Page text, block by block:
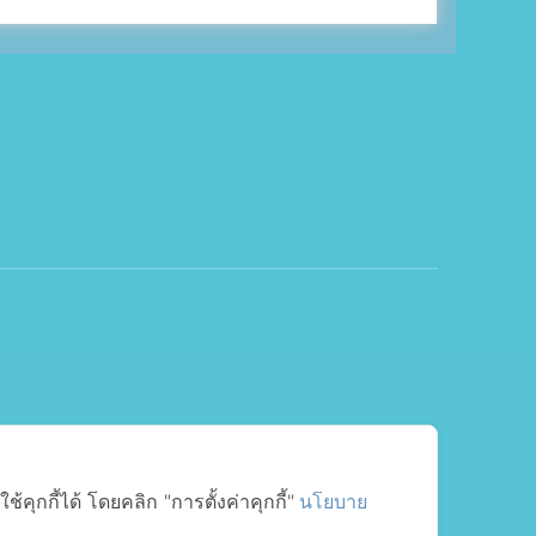
ช้คุกกี้ได้ โดยคลิก "การตั้งค่าคุกกี้" นโยบาย